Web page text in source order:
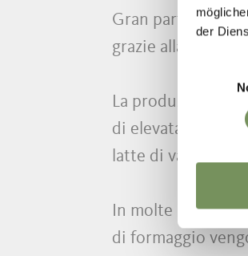
der
Gran parte degli
grazie alla sua
La produzione di
di elevata qualità
latte di vaccino.
In molte aziende
di formaggio